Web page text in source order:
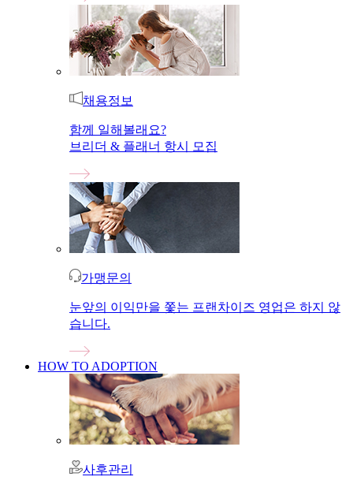
채용정보
함께 일해볼래요?
브리더 & 플래너 항시 모집
가맹문의
눈앞의 이익만을 쫓는 프랜차이즈 영업은 하지 않
습니다.
HOW TO ADOPTION
사후관리